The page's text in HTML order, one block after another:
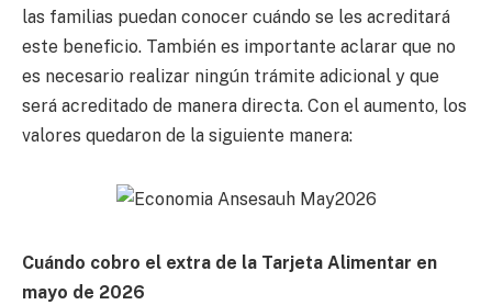
las familias puedan conocer cuándo se les acreditará
este beneficio. También es importante aclarar que no
es necesario realizar ningún trámite adicional y que
será acreditado de manera directa. Con el aumento, los
valores quedaron de la siguiente manera:
Cuándo cobro el extra de la Tarjeta Alimentar en
mayo de 2026